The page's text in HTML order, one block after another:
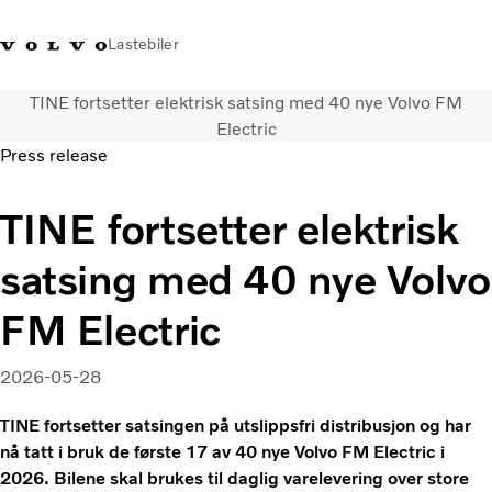
Lastebiler
+47 23 17 66 00FacebookVolvo Trucks Merchandise Logg påNorge
Alle modeller og drivlinjer
Tjenester
Finn forhandler
Nyheter
Om oss
Kontakt oss
Truck Builder
TINE fortsetter elektrisk satsing med 40 nye Volvo FM
Electric
Press release
TINE fortsetter elektrisk
satsing med 40 nye Volvo
FM Electric
2026-05-28
TINE fortsetter satsingen på utslippsfri distribusjon og har
nå tatt i bruk de første 17 av 40 nye Volvo FM Electric i
2026. Bilene skal brukes til daglig varelevering over store